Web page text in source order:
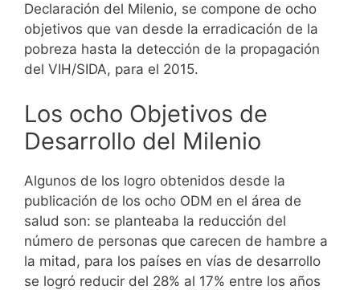
Declaración del Milenio, se compone de ocho
objetivos que van desde la erradicación de la
pobreza hasta la detección de la propagación
del VIH/SIDA, para el 2015.
Los ocho Objetivos de
Desarrollo del Milenio
Algunos de los logro obtenidos desde la
publicación de los ocho ODM en el área de
salud son: se planteaba la reducción del
número de personas que carecen de hambre a
la mitad, para los países en vías de desarrollo
se logró reducir del 28% al 17% entre los años